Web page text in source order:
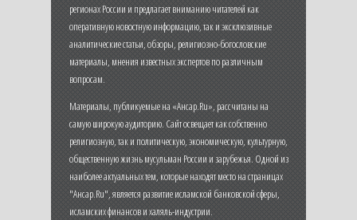
регионах России и предлагает вниманию читателей как
оперативную новостную информацию, так и эксклюзивные
аналитические статьи, обзоры, религиозно-богословские
материалы, мнения известных экспертов по различным
вопросам.
Материалы, публикуемые на «Ансар.Ru», рассчитаны на
самую широкую аудиторию. Сайт освещает как собственно
религиозную, так и политическую, экономическую, культурную,
общественную жизнь мусульман России и зарубежья. Одной из
наиболее актуальных тем, которые находят место на страницах
"Ансар.Ru", является развитие исламской банковской сферы,
исламских финансов и халяль-индустрии.